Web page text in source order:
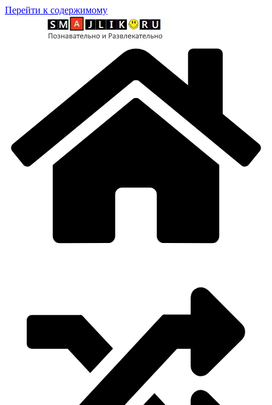
Перейти к содержимому